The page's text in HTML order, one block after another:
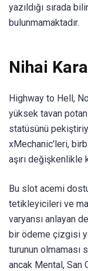
yazıldığı sırada
bulunmamaktadır.
Nihai
Highway to Hell,
yüksek tavan
statüsünü
xMechanic'leri,
aşırı
Bu slot acemi
tetikleyicileri ve
varyansı anlayan
bir ödeme çizgisi
turunun olmaması
ancak Mental, San